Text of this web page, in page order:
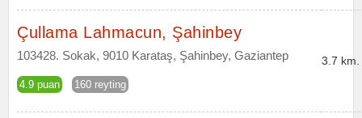
Çullama Lahmacun, Şahinbey
103428. Sokak, 9010 Karataş, Şahinbey, Gaziantep
4.9 puan 160 reyting
3.7 km.